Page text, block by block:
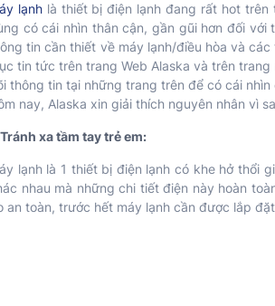
lạnhlà thiết bị điện lạnh đang rất hot trên
có cái nhìn thân cận, gần gũi hơn đối
tin cần thiết về máy lạnh/điều hòa và
tin tức trên trang Web Alaska và trên
thông tin tại những trang trên để có cái
nay, Alaska xin giải thích nguyên nhân vì
Tránh xa tầm tay trẻ em:
lạnh là 1 thiết bị điện lạnh có khe hở thổi
nhau mà những chi tiết điện này hoàn
an toàn, trước hết máy lạnh cần được lắp